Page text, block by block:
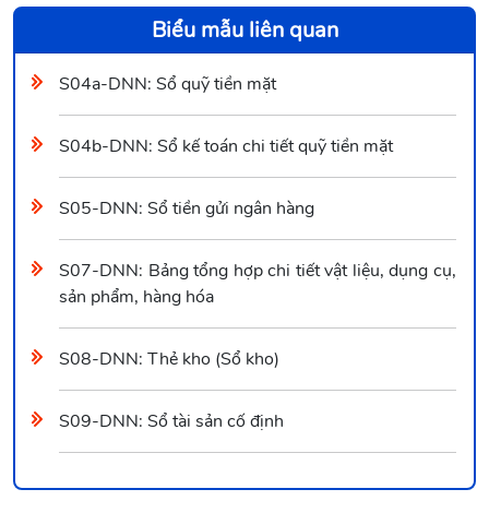
Biểu mẫu liên quan
S04a-DNN: Sổ quỹ tiền mặt
S04b-DNN: Sổ kế toán chi tiết quỹ tiền mặt
S05-DNN: Sổ tiền gửi ngân hàng
S07-DNN: Bảng tổng hợp chi tiết vật liệu, dụng cụ,
sản phẩm, hàng hóa
S08-DNN: Thẻ kho (Sổ kho)
S09-DNN: Sổ tài sản cố định